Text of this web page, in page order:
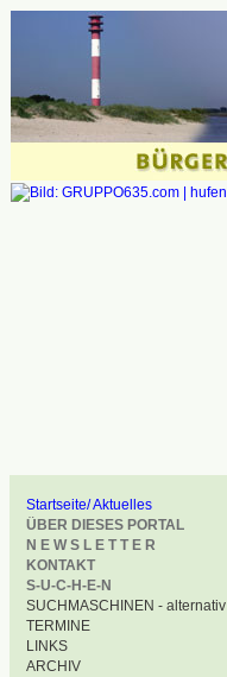
Startseite/ Aktuelles
ÜBER DIESES PORTAL
N E W S L E T T E R
KONTAKT
S-U-C-H-E-N
SUCHMASCHINEN - alternativ
TERMINE
LINKS
ARCHIV